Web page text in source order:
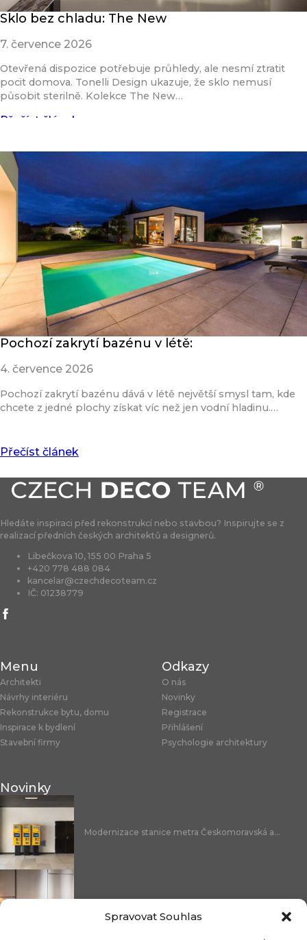
Spravovat Souhlas
Sklo bez chladu: The New
7. července 2026
Otevřená dispozice potřebuje průhledy, ale nesmí ztratit
pocit domova. Tonelli Design ukazuje, že sklo nemusí
působit sterilně. Kolekce The New…
Přečíst článek
Pochozí zakrytí bazénu v létě:
4. července 2026
Pochozí zakrytí bazénu dává v létě největší smysl tam, kde
chcete z jedné plochy získat víc než jen vodní hladinu.…
Přečíst článek
Hledáte inspiraci před rekonstrukcí nebo stavbou? Inspirujte se z
realizací předních českých architektů a designerů.
Libečkova 10, 155 00 Praha 5
+420 778 488 084
kancelar@czechdecoteam.cz
IČ: 01238779
Menu
Architekti
Návrhy interiéru
Rekonstrukce bytu, domu
Inspirace k bydlení
Stavební firmy
Odkazy
O nás
Novinky
Registrace
Přihlášení
Psychologie architektury
Novinky
Modernizace stanice metra Českomoravská a...